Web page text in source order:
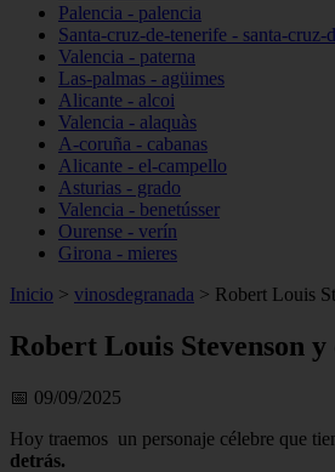
Palencia - palencia
Santa-cruz-de-tenerife - santa-cruz-
Valencia - paterna
Las-palmas - agüimes
Alicante - alcoi
Valencia - alaquàs
A-coruña - cabanas
Alicante - el-campello
Asturias - grado
Valencia - benetússer
Ourense - verín
Girona - mieres
Inicio > vinosdegranada > Robert Louis
Robert Louis Stevenson y
📅 09/09/2025
Hoy traemos un personaje célebre que
detrás.